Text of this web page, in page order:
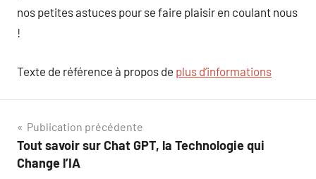
nos petites astuces pour se faire plaisir en coulant nous
!
Texte de référence à propos de plus d’informations
Navigation
de
Publication précédente
Tout savoir sur Chat GPT, la Technologie qui
Change l’IA